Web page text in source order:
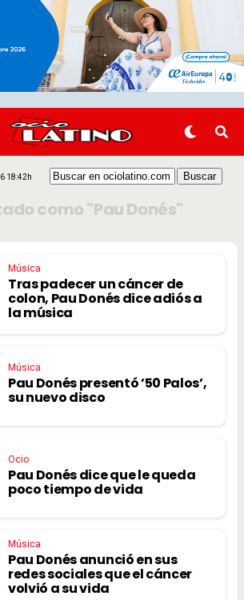
18:42h
como "Pau Donés"
Música
Tras padecer un cáncer de
colon, Pau Donés dice adiós a
la música
Música
Pau Donés presentó ’50 Palos’,
su nuevo disco
Ocio
Pau Donés dice que le queda
poco tiempo de vida
Música
Pau Donés anunció en sus
redes sociales que el cáncer
volvió a su vida